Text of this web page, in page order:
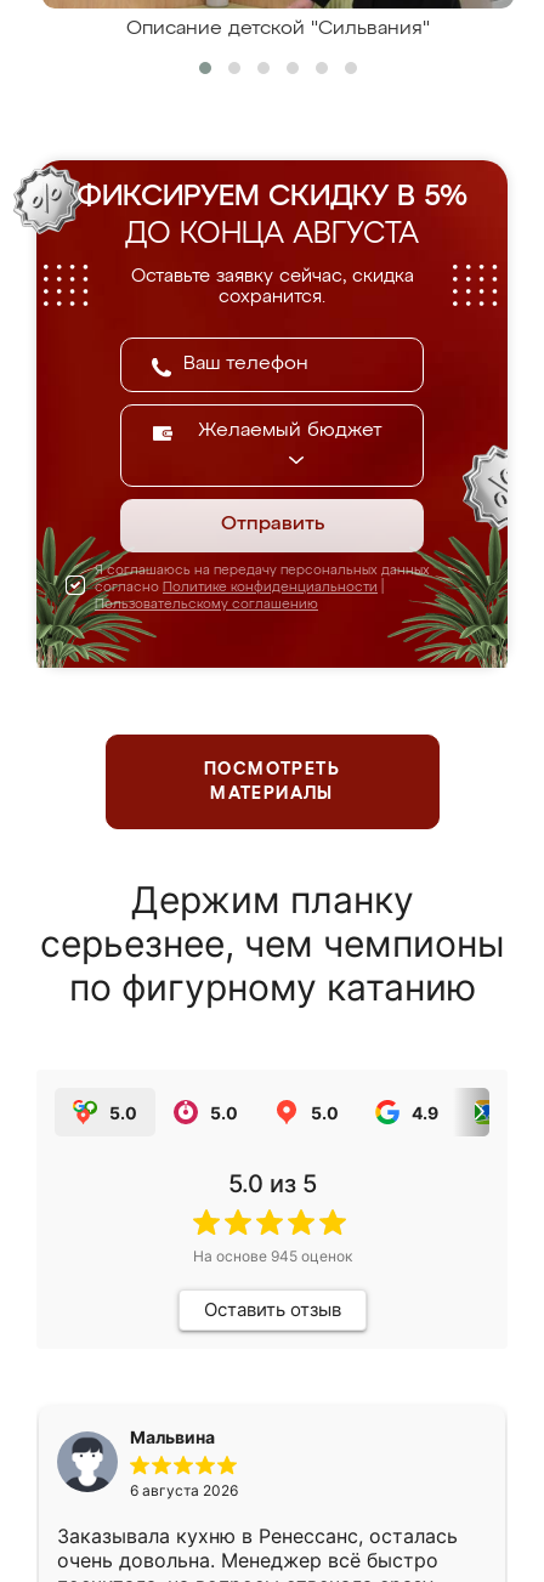
Описание детской "Сильвания"
ФИКСИРУЕМ СКИДКУ В 5%
ДО КОНЦА АВГУСТА
Оставьте заявку сейчас, скидка
сохранится.
Желаемый бюджет
Отправить
Я соглашаюсь на передачу персональных данных
согласно Политике конфиденциальности
Пользовательскому соглашению
ПОСМОТРЕТЬ
МАТЕРИАЛЫ
Держим планку
серьезнее, чем чемпионы
по фигурному катанию
5.0 5.0 5.0 4.9
5.0 из 5
На основе 945оценок
Оставить отзыв
Мальвина
6 августа 2026
Заказывала кухню в Ренессанс, осталась
очень довольна. Менеджер всё быстро